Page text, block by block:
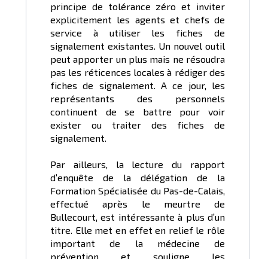
principe de tolérance zéro et inviter
explicitement les agents et chefs de
service à utiliser les fiches de
signalement existantes. Un nouvel outil
peut apporter un plus mais ne résoudra
pas les réticences locales à rédiger des
fiches de signalement. A ce jour, les
représentants des personnels
continuent de se battre pour voir
exister ou traiter des fiches de
signalement.
Par ailleurs, la lecture du rapport
d’enquête de la délégation de la
Formation Spécialisée du Pas-de-Calais,
effectué après le meurtre de
Bullecourt, est intéressante à plus d’un
titre. Elle met en effet en relief le rôle
important de la médecine de
prévention et souligne les